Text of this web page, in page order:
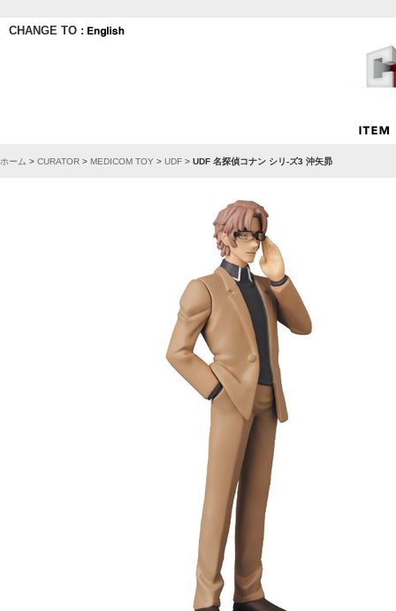
CHANGE TO :
ホーム > CURATOR > MEDICOM TOY > UDF > UDF 名探偵コナン シリ-ズ3 沖矢昴